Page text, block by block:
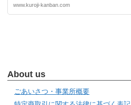
www.kuroji-kanban.com
About us
ごあいさつ・事業所概要